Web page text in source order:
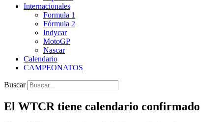
Internacionales
Formula 1
Fórmula 2
Indycar
MotoGP
Nascar
Calendario
CAMPEONATOS
Buscar
El WTCR tiene calendario confirmado